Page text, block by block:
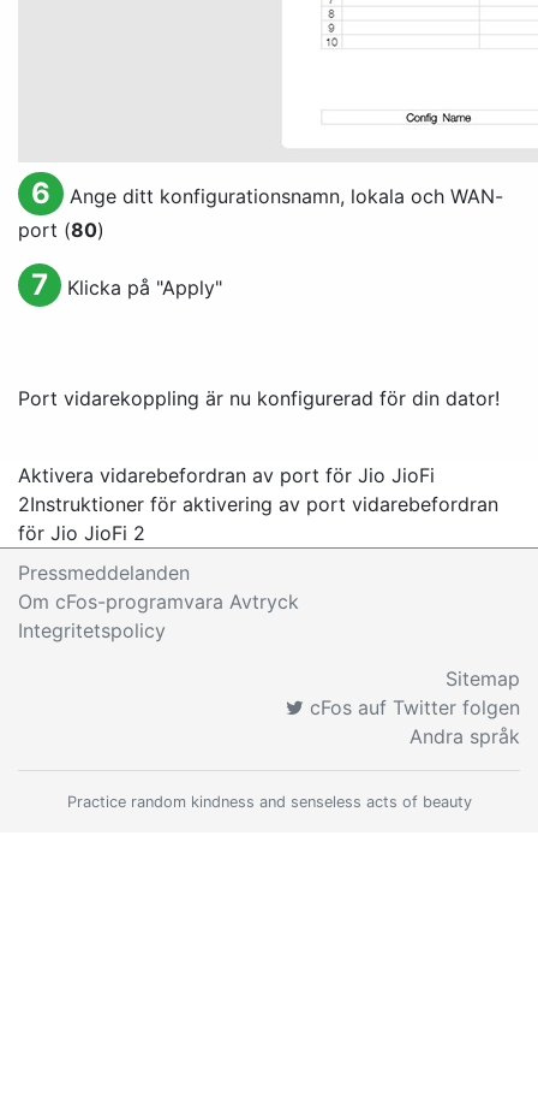
6
Ange ditt konfigurationsnamn, lokala och WAN-
port (80)
7 Klicka på "Apply"
Port vidarekoppling är nu konfigurerad för din dator!
Aktivera vidarebefordran av port för Jio JioFi
2Instruktioner för aktivering av port vidarebefordran
för Jio JioFi 2
Pressmeddelanden
Om cFos-programvara Avtryck
Integritetspolicy
Sitemap
cFos auf Twitter folgen
Andra språk
Practice random kindness and senseless acts of beauty